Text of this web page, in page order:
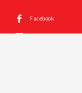
Facebook